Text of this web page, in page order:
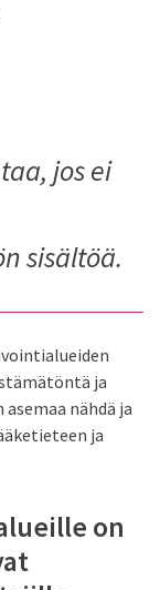
jos ei
sisältöä.
ja
nähdä ja
ja
on